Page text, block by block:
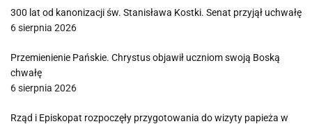
300 lat od kanonizacji św. Stanisława Kostki. Senat przyjął uchwałę
6 sierpnia 2026
Przemienienie Pańskie. Chrystus objawił uczniom swoją Boską
chwałę
6 sierpnia 2026
Rząd i Episkopat rozpoczęły przygotowania do wizyty papieża w